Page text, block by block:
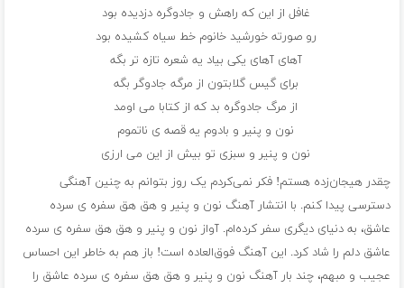
غافل از این که راهش و جادوگره دزدیده بود
رو صورته خورشید خانوم خط سیاه کشیده بود
آهای آهای یکی بیاد یه شعره تازه تر بگه
برای گیس گلابتون از مرگه جادوگر بگه
از مرگ جادوگره بد که از کتابا می اومد
نون و پنیر و بادوم یه قصه ی ناتموم
نون و پنیر و سبزی تو بیش از این می ارزی
چقدر هیجان‌زده هستم! فکر نمی‌کردم یک روز بتوانم به چنین آهنگی
دسترسی پیدا کنم. با انتشار آهنگ نون و پنیر و هق هق سفره ی سرده
عاشق، به دنیای دیگری سفر کرده‌ام. آواز نون و پنیر و هق هق سفره ی سرده
عاشق دلم را شاد کرد. این آهنگ فوق‌العاده است! باز هم به خاطر این احساس
عجیب و مبهم، چند بار آهنگ نون و پنیر و هق هق سفره ی سرده عاشق را